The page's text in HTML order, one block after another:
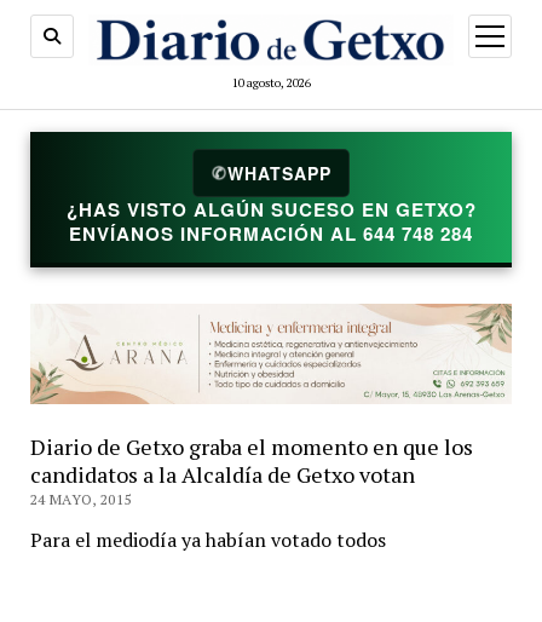
10 agosto, 2026
abrir
menú
✆WHATSAPP
¿HAS VISTO ALGÚN SUCESO EN GETXO?
ENVÍANOS INFORMACIÓN AL 644 748 284
Diario de Getxo graba el momento en que los
candidatos a la Alcaldía de Getxo votan
24 MAYO, 2015
Para el mediodía ya habían votado todos